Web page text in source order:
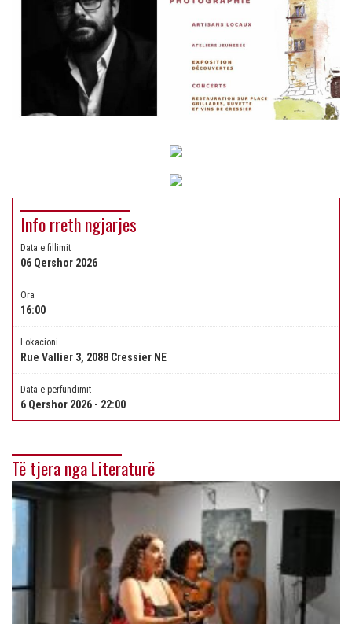
Info rreth ngjarjes
Data e fillimit
06 Qershor 2026
Ora
16:00
Lokacioni
Rue Vallier 3, 2088 Cressier NE
Data e përfundimit
6 Qershor 2026 - 22:00
Të tjera nga Literaturë